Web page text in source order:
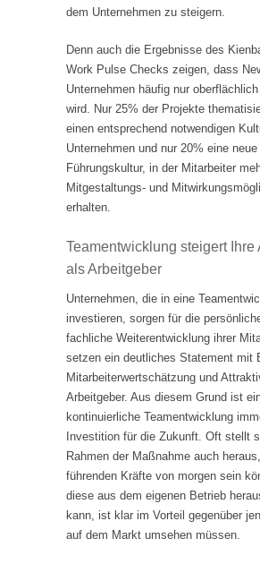
dem Unternehmen zu steigern.
Denn auch die Ergebnisse des
Work Pulse Checks zeigen, dass
Unternehmen häufig nur
wird. Nur 25% der Projekte
einen entsprechend notwendigen
Unternehmen und nur 20% eine neue
Führungskultur, in der Mitarbeiter
Mitgestaltungs- und
erhalten.
Teamentwicklung steigert Ihre
als Arbeitgeber
Unternehmen, die in eine
investieren, sorgen für die
fachliche Weiterentwicklung ihrer
setzen ein deutliches Statement mit
Mitarbeiterwertschätzung und
Arbeitgeber. Aus diesem Grund ist
kontinuierliche Teamentwicklung
Investition für die Zukunft. Oft stellt
Rahmen der Maßnahme auch
führenden Kräfte von morgen sein
diese aus dem eigenen Betrieb
kann, ist klar im Vorteil gegenüber
auf dem Markt umsehen müssen.